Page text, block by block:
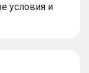
условия и